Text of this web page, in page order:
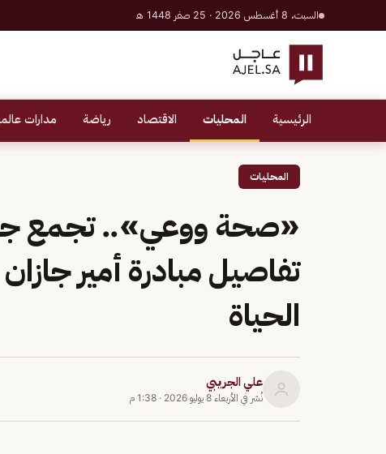
السبت، 8 أغسطس 2026 · 25 صفر 1448 هـ
الرئيسية المحليات الاقتصاد رياضة مدارات
المحليات
«صحة ووعي».. تجمع
تفاصيل مبادرة أمير
الحياة
علي الجريبي
نُشر في الأربعاء 8 يوليو 2026 · 1:38 م